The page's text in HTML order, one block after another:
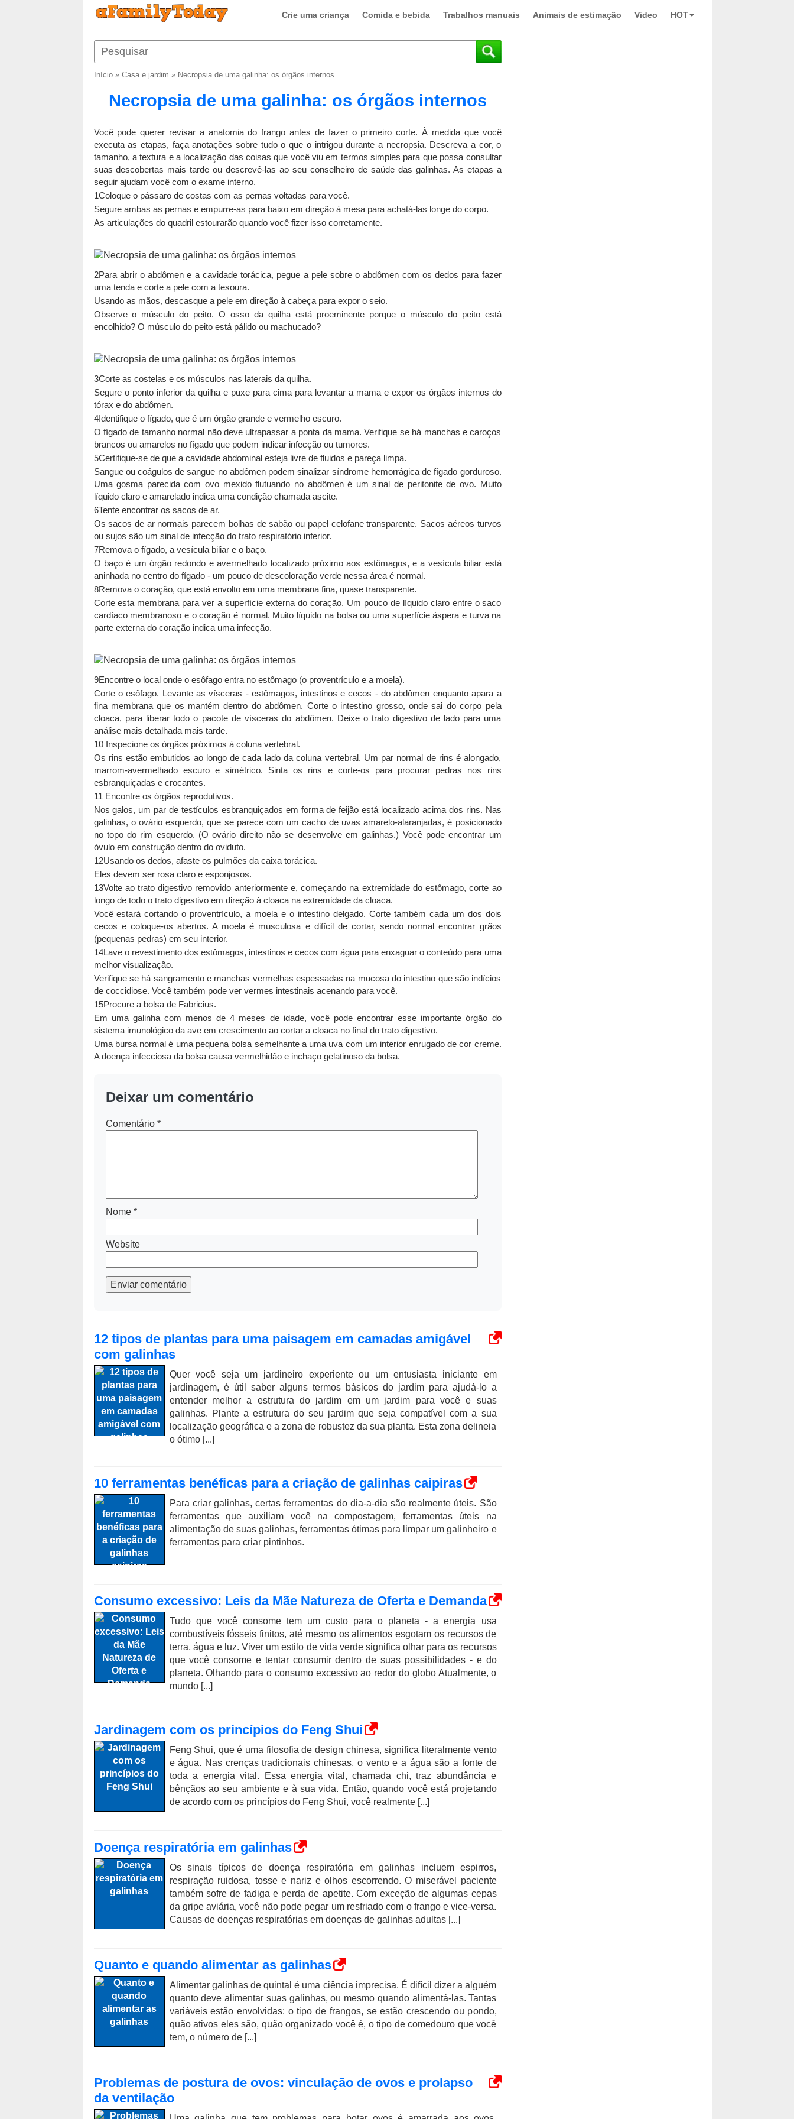
Crie uma criança Comida e bebida Trabalhos manuais Animais de estimação Video HOT
Início» Casa e jardim » Necropsia de uma galinha: os órgãos internos
Necropsia de uma galinha: os órgãos internos
Você pode querer revisar a anatomia do frango antes de fazer o primeiro corte. À medida que você
executa as etapas, faça anotações sobre tudo o que o intrigou durante a necropsia. Descreva a cor, o
tamanho, a textura e a localização das coisas que você viu em termos simples para que possa consultar
suas descobertas mais tarde ou descrevê-las ao seu conselheiro de saúde das galinhas. As etapas a
seguir ajudam você com o exame interno.
1Coloque o pássaro de costas com as pernas voltadas para você.
Segure ambas as pernas e empurre-as para baixo em direção à mesa para achatá-las longe do corpo.
As articulações do quadril estourarão quando você fizer isso corretamente.
2Para abrir o abdômen e a cavidade torácica, pegue a pele sobre o abdômen com os dedos para fazer
uma tenda e corte a pele com a tesoura.
Usando as mãos, descasque a pele em direção à cabeça para expor o seio.
Observe o músculo do peito. O osso da quilha está proeminente porque o músculo do peito está
encolhido? O músculo do peito está pálido ou machucado?
3Corte as costelas e os músculos nas laterais da quilha.
Segure o ponto inferior da quilha e puxe para cima para levantar a mama e expor os órgãos internos do
tórax e do abdômen.
4Identifique o fígado, que é um órgão grande e vermelho escuro.
O fígado de tamanho normal não deve ultrapassar a ponta da mama. Verifique se há manchas e caroços
brancos ou amarelos no fígado que podem indicar infecção ou tumores.
5Certifique-se de que a cavidade abdominal esteja livre de fluidos e pareça limpa.
Sangue ou coágulos de sangue no abdômen podem sinalizar síndrome hemorrágica de fígado gorduroso.
Uma gosma parecida com ovo mexido flutuando no abdômen é um sinal de peritonite de ovo. Muito
líquido claro e amarelado indica uma condição chamada ascite.
6Tente encontrar os sacos de ar.
Os sacos de ar normais parecem bolhas de sabão ou papel celofane transparente. Sacos aéreos turvos
ou sujos são um sinal de infecção do trato respiratório inferior.
7Remova o fígado, a vesícula biliar e o baço.
O baço é um órgão redondo e avermelhado localizado próximo aos estômagos, e a vesícula biliar está
aninhada no centro do fígado - um pouco de descoloração verde nessa área é normal.
8Remova o coração, que está envolto em uma membrana fina, quase transparente.
Corte esta membrana para ver a superfície externa do coração. Um pouco de líquido claro entre o saco
cardíaco membranoso e o coração é normal. Muito líquido na bolsa ou uma superfície áspera e turva na
parte externa do coração indica uma infecção.
9Encontre o local onde o esôfago entra no estômago (o proventrículo e a moela).
Corte o esôfago. Levante as vísceras - estômagos, intestinos e cecos - do abdômen enquanto apara a
fina membrana que os mantém dentro do abdômen. Corte o intestino grosso, onde sai do corpo pela
cloaca, para liberar todo o pacote de vísceras do abdômen. Deixe o trato digestivo de lado para uma
análise mais detalhada mais tarde.
10 Inspecione os órgãos próximos à coluna vertebral.
Os rins estão embutidos ao longo de cada lado da coluna vertebral. Um par normal de rins é alongado,
marrom-avermelhado escuro e simétrico. Sinta os rins e corte-os para procurar pedras nos rins
esbranquiçadas e crocantes.
11 Encontre os órgãos reprodutivos.
Nos galos, um par de testículos esbranquiçados em forma de feijão está localizado acima dos rins. Nas
galinhas, o ovário esquerdo, que se parece com um cacho de uvas amarelo-alaranjadas, é posicionado
no topo do rim esquerdo. (O ovário direito não se desenvolve em galinhas.) Você pode encontrar um
óvulo em construção dentro do oviduto.
12Usando os dedos, afaste os pulmões da caixa torácica.
Eles devem ser rosa claro e esponjosos.
13Volte ao trato digestivo removido anteriormente e, começando na extremidade do estômago, corte ao
longo de todo o trato digestivo em direção à cloaca na extremidade da cloaca.
Você estará cortando o proventrículo, a moela e o intestino delgado. Corte também cada um dos dois
cecos e coloque-os abertos. A moela é musculosa e difícil de cortar, sendo normal encontrar grãos
(pequenas pedras) em seu interior.
14Lave o revestimento dos estômagos, intestinos e cecos com água para enxaguar o conteúdo para uma
melhor visualização.
Verifique se há sangramento e manchas vermelhas espessadas na mucosa do intestino que são indícios
de coccidiose. Você também pode ver vermes intestinais acenando para você.
15Procure a bolsa de Fabricius.
Em uma galinha com menos de 4 meses de idade, você pode encontrar esse importante órgão do
sistema imunológico da ave em crescimento ao cortar a cloaca no final do trato digestivo.
Uma bursa normal é uma pequena bolsa semelhante a uma uva com um interior enrugado de cor creme.
A doença infecciosa da bolsa causa vermelhidão e inchaço gelatinoso da bolsa.
Deixar um comentário
Comentário *
Nome *
Website
Enviar comentário
12 tipos de plantas para uma paisagem em camadas amigável
com galinhas
Quer você seja um jardineiro experiente ou um entusiasta iniciante em
jardinagem, é útil saber alguns termos básicos do jardim para ajudá-lo a
entender melhor a estrutura do jardim em um jardim para você e suas
galinhas. Plante a estrutura do seu jardim que seja compatível com a sua
localização geográfica e a zona de robustez da sua planta. Esta zona delineia
o ótimo [...]
10 ferramentas benéficas para a criação de galinhas caipiras
Para criar galinhas, certas ferramentas do dia-a-dia são realmente úteis. São
ferramentas que auxiliam você na compostagem, ferramentas úteis na
alimentação de suas galinhas, ferramentas ótimas para limpar um galinheiro e
ferramentas para criar pintinhos.
Consumo excessivo: Leis da Mãe Natureza de Oferta e Demanda
Tudo que você consome tem um custo para o planeta - a energia usa
combustíveis fósseis finitos, até mesmo os alimentos esgotam os recursos de
terra, água e luz. Viver um estilo de vida verde significa olhar para os recursos
que você consome e tentar consumir dentro de suas possibilidades - e do
planeta. Olhando para o consumo excessivo ao redor do globo Atualmente, o
mundo [...]
Jardinagem com os princípios do Feng Shui
Feng Shui, que é uma filosofia de design chinesa, significa literalmente vento
e água. Nas crenças tradicionais chinesas, o vento e a água são a fonte de
toda a energia vital. Essa energia vital, chamada chi, traz abundância e
bênçãos ao seu ambiente e à sua vida. Então, quando você está projetando
de acordo com os princípios do Feng Shui, você realmente [...]
Doença respiratória em galinhas
Os sinais típicos de doença respiratória em galinhas incluem espirros,
respiração ruidosa, tosse e nariz e olhos escorrendo. O miserável paciente
também sofre de fadiga e perda de apetite. Com exceção de algumas cepas
da gripe aviária, você não pode pegar um resfriado com o frango e vice-versa.
Causas de doenças respiratórias em doenças de galinhas adultas [...]
Quanto e quando alimentar as galinhas
Alimentar galinhas de quintal é uma ciência imprecisa. É difícil dizer a alguém
quanto deve alimentar suas galinhas, ou mesmo quando alimentá-las. Tantas
variáveis ​​estão envolvidas: o tipo de frangos, se estão crescendo ou pondo,
quão ativos eles são, quão organizado você é, o tipo de comedouro que você
tem, o número de [...]
Problemas de postura de ovos: vinculação de ovos e prolapso
da ventilação